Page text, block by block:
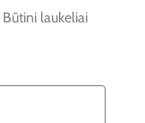
Būtini laukeliai